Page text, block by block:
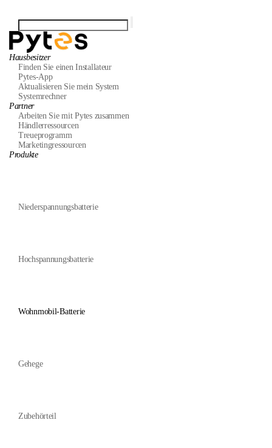
Hausbesitzer
Finden Sie einen Installateur
Pytes-App
Aktualisieren Sie mein System
Systemrechner
Partner
Arbeiten Sie mit Pytes zusammen
Händlerressourcen
Treueprogramm
Marketingressourcen
Produkte
Niederspannungsbatterie
Hochspannungsbatterie
Wohnmobil-Batterie
Gehege
Zubehörteil